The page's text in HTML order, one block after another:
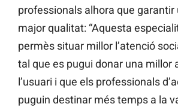
professionals alhora que garantir
major qualitat: “Aquesta
permès situar millor l’atenció
tal que es pugui donar una millor
l’usuari i que els professionals
puguin destinar més temps a la